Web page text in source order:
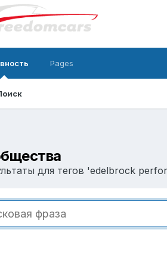
Pages
для тегов 'edelbrock